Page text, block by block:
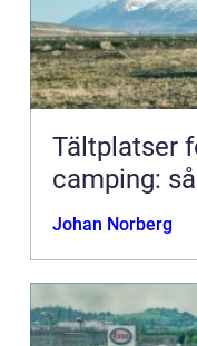
Tältplatser
camping:
Johan Norberg